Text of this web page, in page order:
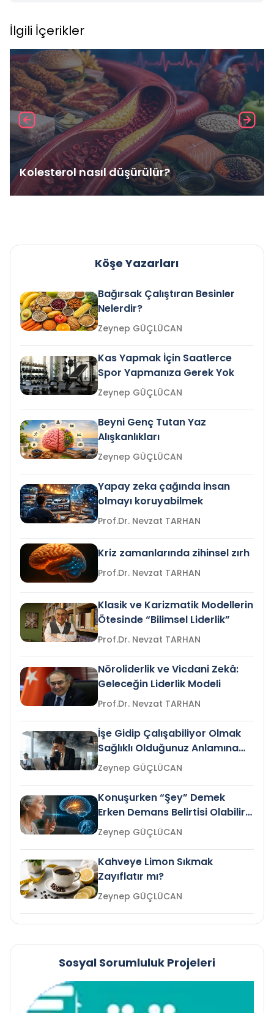
İlgili İçerikler
Kolesterol nasıl düşürülür?
Köşe Yazarları
Bağırsak Çalıştıran Besinler
Nelerdir?
Zeynep GÜÇLÜCAN
Kas Yapmak İçin Saatlerce
Spor Yapmanıza Gerek Yok
Zeynep GÜÇLÜCAN
Beyni Genç Tutan Yaz
Alışkanlıkları
Zeynep GÜÇLÜCAN
Yapay zeka çağında insan
olmayı koruyabilmek
Prof.Dr. Nevzat TARHAN
Kriz zamanlarında zihinsel zırh
Prof.Dr. Nevzat TARHAN
Klasik ve Karizmatik Modellerin
Ötesinde “Bilimsel Liderlik”
Prof.Dr. Nevzat TARHAN
Nöroliderlik ve Vicdani Zekâ:
Geleceğin Liderlik Modeli
Prof.Dr. Nevzat TARHAN
İşe Gidip Çalışabiliyor Olmak
Sağlıklı Olduğunuz Anlamına
Gelir mi?Zeynep GÜÇLÜCAN
Konuşurken “Şey” Demek
Erken Demans Belirtisi Olabilir
mi?
Zeynep GÜÇLÜCAN
Kahveye Limon Sıkmak
Zayıflatır mı?
Zeynep GÜÇLÜCAN
Sosyal Sorumluluk Projeleri